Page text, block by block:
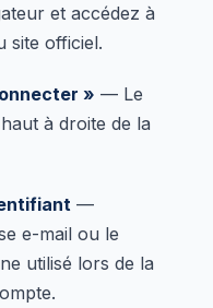
et accédez à
site officiel.
» — Le
à droite de la
—
e-mail ou le
utilisé lors de la